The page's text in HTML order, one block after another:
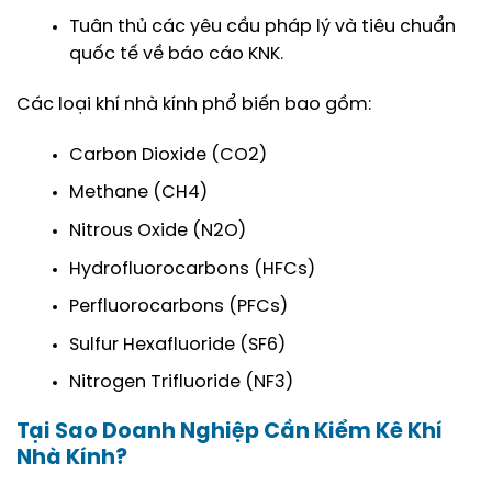
Tuân thủ các yêu cầu pháp lý và tiêu chuẩn
quốc tế về báo cáo KNK.
Các loại khí nhà kính phổ biến bao gồm:
Carbon Dioxide (CO2)
Methane (CH4)
Nitrous Oxide (N2O)
Hydrofluorocarbons (HFCs)
Perfluorocarbons (PFCs)
Sulfur Hexafluoride (SF6)
Nitrogen Trifluoride (NF3)
Tại Sao Doanh Nghiệp Cần Kiểm Kê Khí
Nhà Kính?